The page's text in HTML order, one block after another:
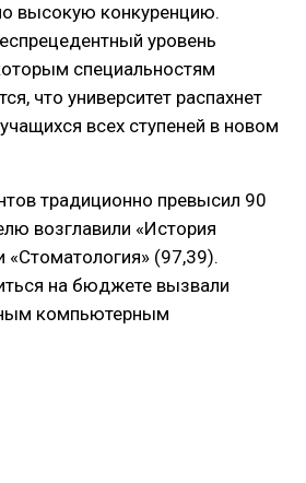
высокую конкуренцию.
уровень
специальностям
что университет распахнет
всех ступеней в новом
традиционно превысил 90
возглавили «История
«Стоматология» (97,39).
на бюджете вызвали
компьютерным